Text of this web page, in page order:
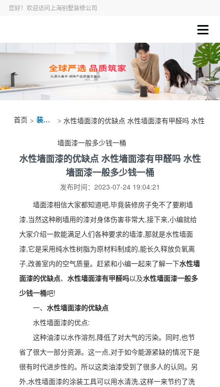
您好！欢迎访问上海别墅装修公司
首页 > 装修资讯 > 水性墙面漆的优缺点 水性墙面漆有甲醛吗 水性
墙面漆一般多少钱一桶
水性墙面漆的优缺点 水性墙面漆有甲醛吗 水性
墙面漆一般多少钱一桶
发布时间：2023-07-24 19:04:21
墙面漆相信大家都知道吧,毕竟装修房子免不了要刷墙
漆,当然这种刷墙用的漆对身体伤害非常大,接下来,小编就给
大家介绍一款能满足人们各种要求的墙漆,那就是水性墙面
漆,它是采用纯水性树脂为原材料制成的,能长久释放负氧离
子,改善室内的空气质量。赶紧和小编一起来了解一下水性墙
面漆的优缺点、 水性墙面漆有甲醛吗以及水性墙面漆一般多
少钱一桶吧!
一、 水性墙面漆的优缺点
水性墙面漆的优点:
这种油漆以水作溶剂,降低了对大气的污染。同时,也节
省了很大一部分资源。这一点,对于如今能源紧缺的情况下是
很有时代进步性的。所以这类油漆受到了很多人的认同。另
外,水性墙面漆的涂装工具可以用水清洗,这样一来节约了洗